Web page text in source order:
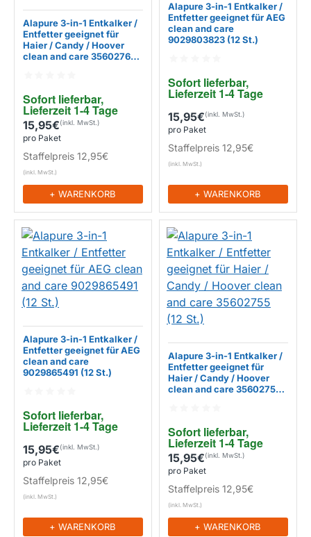
EIGENMARKE
Sofort lieferbar,
Lieferzeit 1-4 Tage
Alapure 3-in-1 Entkalker /
Entfetter geeignet für
Haier / Candy / Hoover
clean and care 35602763
15,95€
pro Paket
Staffelpreis 12,95€
+ WARENKORB
Sofort lieferbar,
Lieferzeit 1-4 Tage
Alapure 3-in-1 Entkalker /
Entfetter geeignet für AEG
clean and care
9029803823 (12 St.)
15,95€
pro Paket
Staffelpreis12,95€
+ WARENKORB
Sofort lieferbar,
Lieferzeit 1-4 Tage
Alapure 3-in-1 Entkalker /
Entfetter geeignet für AEG
clean and care
9029865491 (12 St.)
15,95€
pro Paket
Staffelpreis 12,95€
+ WARENKORB
EIGENMARKE
Sofort lieferbar,
Lieferzeit 1-4 Tage
Alapure 3-in-1 Entkalker /
Entfetter geeignet für
Haier / Candy / Hoover
clean and care 35602755
15,95€
pro Paket
Staffelpreis12,95€
+ WARENKORB